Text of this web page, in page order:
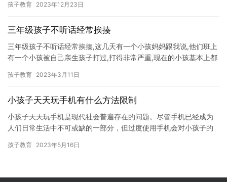
成为…
孩子教育 2023年12月23日
三年级孩子不听话经常挨揍
三年级孩子不听话经常挨揍,这几天有一个小孩妈妈跟我说,他们班上
有一个小孩被自己亲生孩子打过,打得非常严重,现在的小孩基本上都
孩子教育 2023年3月11日
小孩子天天玩手机有什么方法限制
小孩子天天玩手机是现代社会普遍存在的问题。尽管手机已经成为
人们日常生活中不可或缺的一部分，但过度使用手机会对小孩子的
子玩手…
孩子教育 2023年5月16日